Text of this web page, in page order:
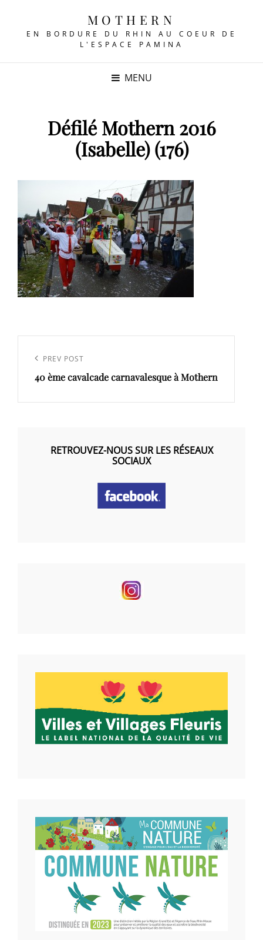
MOTHERN
EN BORDURE DU RHIN AU COEUR DE
L'ESPACE PAMINA
MENU
Défilé Mothern 2016
(Isabelle) (176)
l’article
Previous
Post
PREV POST
40 ème cavalcade carnavalesque à Mothern
RETROUVEZ-NOUS SUR LES RÉSEAUX
SOCIAUX